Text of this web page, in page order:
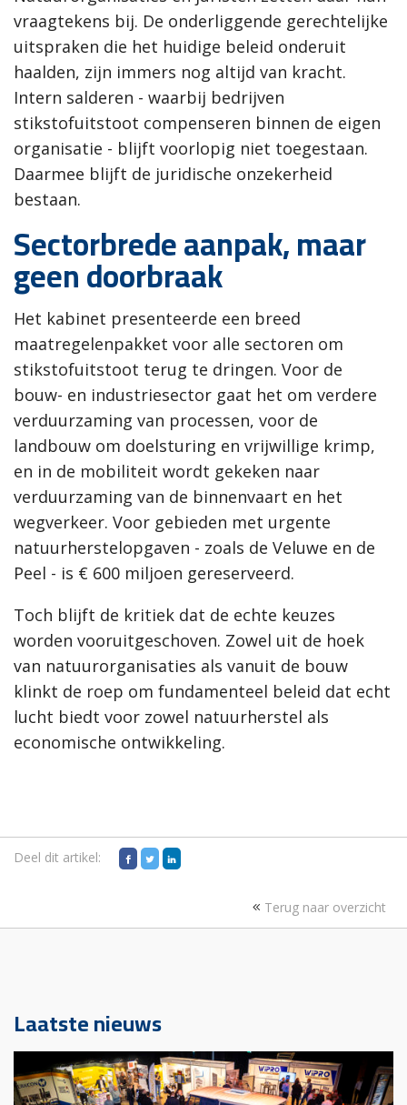
vraagtekens bij. De onderliggende gerechtelijke
uitspraken die het huidige beleid onderuit
haalden, zijn immers nog altijd van kracht.
Intern salderen - waarbij bedrijven
stikstofuitstoot compenseren binnen de eigen
organisatie - blijft voorlopig niet toegestaan.
Daarmee blijft de juridische onzekerheid
bestaan.
Sectorbrede aanpak, maar
geen doorbraak
Het kabinet presenteerde een breed
maatregelenpakket voor alle sectoren om
stikstofuitstoot terug te dringen. Voor de
bouw- en industriesector gaat het om verdere
verduurzaming van processen, voor de
landbouw om doelsturing en vrijwillige krimp,
en in de mobiliteit wordt gekeken naar
verduurzaming van de binnenvaart en het
wegverkeer. Voor gebieden met urgente
natuurherstelopgaven - zoals de Veluwe en de
Peel - is € 600 miljoen gereserveerd.
Toch blijft de kritiek dat de echte keuzes
worden vooruitgeschoven. Zowel uit de hoek
van natuurorganisaties als vanuit de bouw
klinkt de roep om fundamenteel beleid dat echt
lucht biedt voor zowel natuurherstel als
economische ontwikkeling.
Deel dit artikel:
Terug naar overzicht
Laatste nieuws